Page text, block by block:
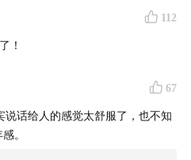
的时代已经过去了，现在都
个体的一切叙事充满警惕。
不到的变化：Meta对Manus
被SpaceX收购、xAI将终止
名为SpaceXAI等等。如果我
112
！
67
说话给人的感觉太舒服了，也不知
。